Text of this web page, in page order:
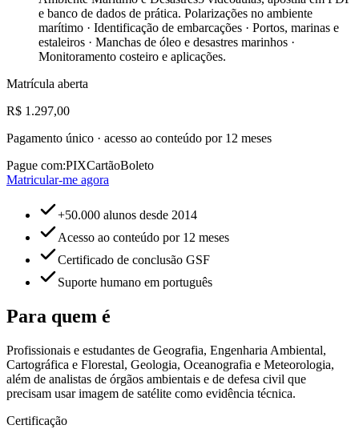
e banco de dados de prática. Polarizações no ambiente
marítimo · Identificação de embarcações · Portos, marinas e
estaleiros · Manchas de óleo e desastres marinhos ·
Monitoramento costeiro e aplicações.
Matrícula aberta
R$ 1.297,00
Pagamento único · acesso ao conteúdo por 12 meses
Pague com:PIXCartãoBoleto
Matricular-me agora
+50.000 alunos desde 2014
Acesso ao conteúdo por 12 meses
Certificado de conclusão GSF
Suporte humano em português
Para quem é
Profissionais e estudantes de Geografia, Engenharia Ambiental,
Cartográfica e Florestal, Geologia, Oceanografia e Meteorologia,
além de analistas de órgãos ambientais e de defesa civil que
precisam usar imagem de satélite como evidência técnica.
Certificação